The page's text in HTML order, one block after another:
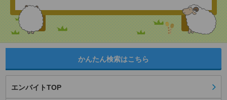
かんたん検索はこちら
エンバイトTOP